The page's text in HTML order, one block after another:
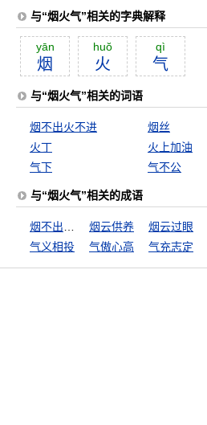
与“烟火气”相关的字典解释
yān
烟
huŏ
火
qì
气
与“烟火气”相关的词语
烟不出火不进 烟丝
火丁
火上加油
气下
气不公
与“烟火气”相关的成语
烟云供养 烟云过眼
气义相投
气傲心高 气充志定